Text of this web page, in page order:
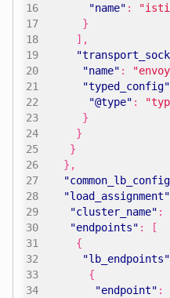
"name" :
}
],
"name" :
"typed_config"
"@type" :
}
}
}
},
"load_assignment"
"cluster_name" :
"endpoints" :
[
{
"lb_endpoints"
{
"endpoint" :